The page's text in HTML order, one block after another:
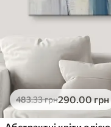
483.33грн290.00грн